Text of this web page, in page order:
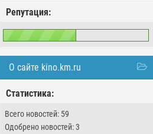
Репутация:
О сайте kino.km.ru
Статистика:
Всего новостей: 59
Одобрено новостей: 3